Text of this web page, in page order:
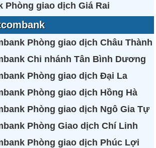
Phòng giao dịch Giá Rai
Phòng giao dịch Châu Thành
Chi nhánh Tân Bình Dương
Phòng giao dịch Đại La
Phòng giao dịch Hồng Hà
Phòng giao dịch Ngô Gia Tự
Phòng Giao dịch Chí Linh
Phòng giao dịch Phúc Lợi